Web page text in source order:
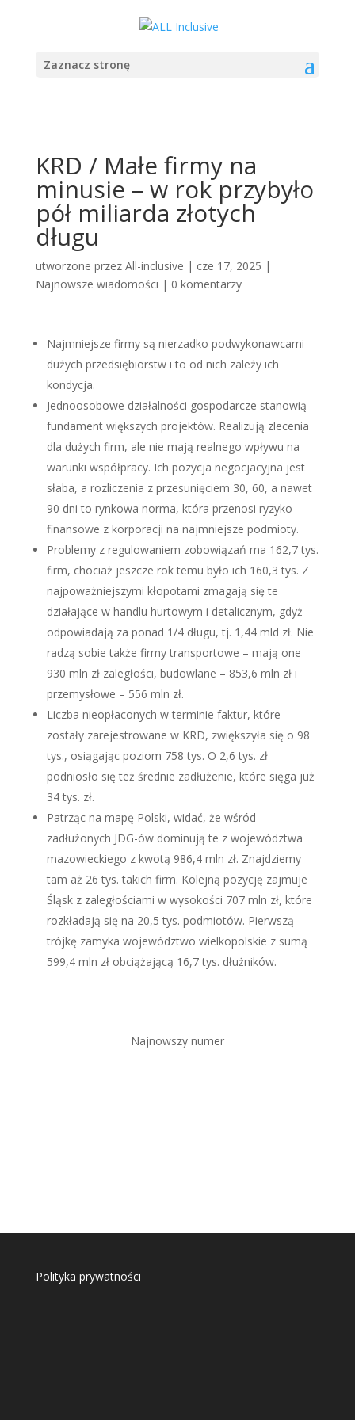
Zaznacz stronę
KRD / Małe firmy na
minusie – w rok przybyło
pół miliarda złotych
długu
utworzone przez All-inclusive | cze 17, 2025 |
Najnowsze wiadomości | 0 komentarzy
Najmniejsze firmy są nierzadko podwykonawcami
dużych przedsiębiorstw i to od nich zależy ich
kondycja.
Jednoosobowe działalności gospodarcze stanowią
fundament większych projektów. Realizują zlecenia
dla dużych firm, ale nie mają realnego wpływu na
warunki współpracy. Ich pozycja negocjacyjna jest
słaba, a rozliczenia z przesunięciem 30, 60, a nawet
90 dni to rynkowa norma, która przenosi ryzyko
finansowe z korporacji na najmniejsze podmioty.
Problemy z regulowaniem zobowiązań ma 162,7 tys.
firm, chociaż jeszcze rok temu było ich 160,3 tys. Z
najpoważniejszymi kłopotami zmagają się te
działające w handlu hurtowym i detalicznym, gdyż
odpowiadają za ponad 1/4 długu, tj. 1,44 mld zł. Nie
radzą sobie także firmy transportowe – mają one
930 mln zł zaległości, budowlane – 853,6 mln zł i
przemysłowe – 556 mln zł.
Liczba nieopłaconych w terminie faktur, które
zostały zarejestrowane w KRD, zwiększyła się o 98
tys., osiągając poziom 758 tys. O 2,6 tys. zł
podniosło się też średnie zadłużenie, które sięga już
34 tys. zł.
Patrząc na mapę Polski, widać, że wśród
zadłużonych JDG-ów dominują te z województwa
mazowieckiego z kwotą 986,4 mln zł. Znajdziemy
tam aż 26 tys. takich firm. Kolejną pozycję zajmuje
Śląsk z zaległościami w wysokości 707 mln zł, które
rozkładają się na 20,5 tys. podmiotów. Pierwszą
trójkę zamyka województwo wielkopolskie z sumą
599,4 mln zł obciążającą 16,7 tys. dłużników.
Najnowszy numer
Polityka prywatności